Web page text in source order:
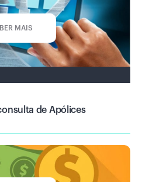
MAIS
de Apólices